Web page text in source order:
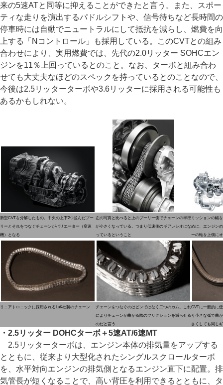
来の5速ATと同等に抑えることができたと言う。また、スポー
ティな走りを演出するパドルシフトや、信号待ちなど長時間の
停車時には自動でニュートラルにして抵抗を減らし、燃費を向
上する「Nコントロール」も採用している。このCVTとの組み
合わせにより、実用燃費では、先代の2.0リッター SOHCエン
ジンを11％上回っているとのこと。なお、ターボと組み合わ
せても大丈夫なほどのスペックを持っているとのことなので、
今後は2.5リッターターボや3.6リッターに採用される可能性も
あるかもしれない。
新型CVTを分解したもの。中央の上下2つ並んだプー
リーとそれをつなぐチェーンがバリエーター（変速
機）となる
左の写真と比べると上のプーリー側でチェーンの半径
が小さくなっている。つまり低速側のギアレシオにな
っているということ
ミッションの幅
めに、エンジン
ーの軸を上側に
リニアトロニックに採用されるLuK社製のチェーン
チェーンをつなぐのはピンではなく二つのカム。これ
によりチェーンが曲がる際のフリクションを減らせる
のだと言う
CVTに一般的に
り小さな弧で曲
さくしても同じ
・2.5リッター DOHCターボ＋5速AT/6速MT
2.5リッターターボは、エンジン本体の排気量をアップする
とともに、従来より大型化されたシングルスクロールターボ
を、水平対向エンジンの排気側となるエンジン直下に配置。排
気管長が短くなることで、高い背圧を利用できるとともに、タ